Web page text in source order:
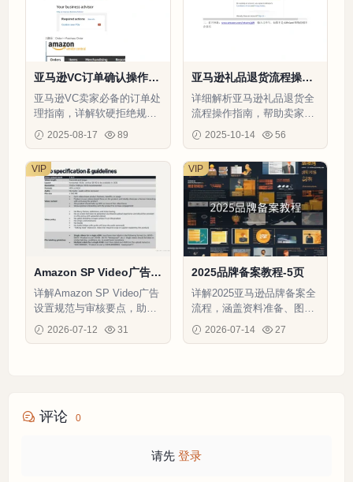
亚马逊VC订单确认操作指
南-4页
亚马逊VC卖家必备的订单处
理指南，详解软硬拒绝规则
与批量操作技巧，避免扣款
停单风险。
2025-08-17 89
亚马逊礼品退货流程操作
指南-4页
详细解析亚马逊礼品退货全
流程操作指南，帮助卖家高
效处理特殊订单退货问题
2025-10-14 56
Amazon SP Video广告操
作指南-12页
详解Amazon SP Video广告
设置规范与审核要点，助力
提升转化率与广告合规性
2026-07-12 31
VIP
2025品牌备案教程-5页
详解2025亚马逊品牌备案全
流程，涵盖资料准备、图片
上传、验证码回复等关键步
骤，助力卖家高效完成备案
2026-07-14 27
VIP
评论 0
请先 登录